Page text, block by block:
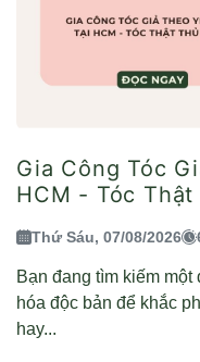
Gia Công Tóc
HCM - Tóc
Thứ Sáu, 07/08/2026
Bạn đang tìm kiếm
hóa độc bản để khắc
hay...